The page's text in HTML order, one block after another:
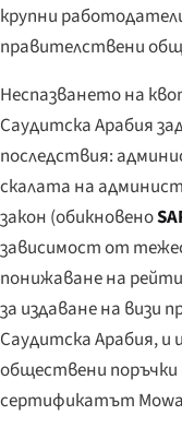
крупни
правителствени
Неспазването на
Саудитска Арабия
последствия:
скалата на
закон (обикновено
зависимост от
понижаване на
за издаване на визи
Саудитска Арабия,
обществени
сертификатът